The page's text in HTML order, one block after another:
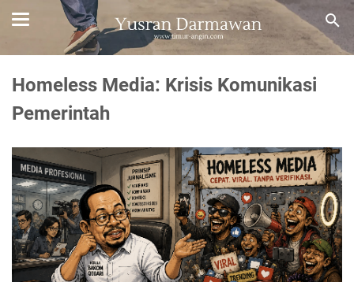
Homeless Media: Krisis Komunikasi
Pemerintah